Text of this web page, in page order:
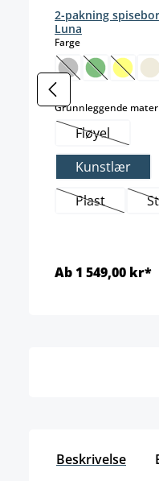
2-pakning
Luna
Fargeselect
(Dette(Dette(Dette
Grunnleggende
Fløyel(Dette
Kunstlær
Plast(Dette
Ab 1 549,00 kr*
Beskrivelse